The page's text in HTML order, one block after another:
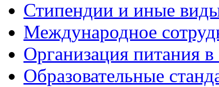
Стипендии и иные
Международное
Организация питания в
Образовательные